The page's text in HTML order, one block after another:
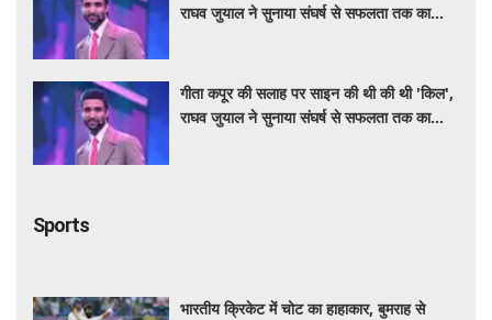
राघव जुयाल ने सुनाया संघर्ष से सफलता तक का
गीता कपूर की सलाह पर साइन की थी की थी 'किल',
राघव जुयाल ने सुनाया संघर्ष से सफलता तक का
Sports
भारतीय क्रिकेट में चोट का हाहाकार, बुमराह से